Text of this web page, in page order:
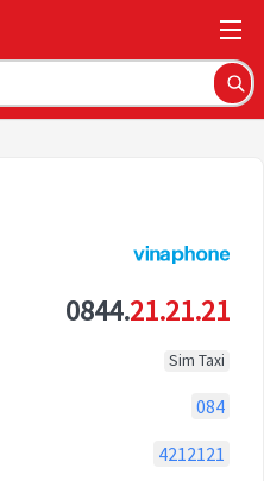
0844.21.21.21
Sim Taxi
084
4212121